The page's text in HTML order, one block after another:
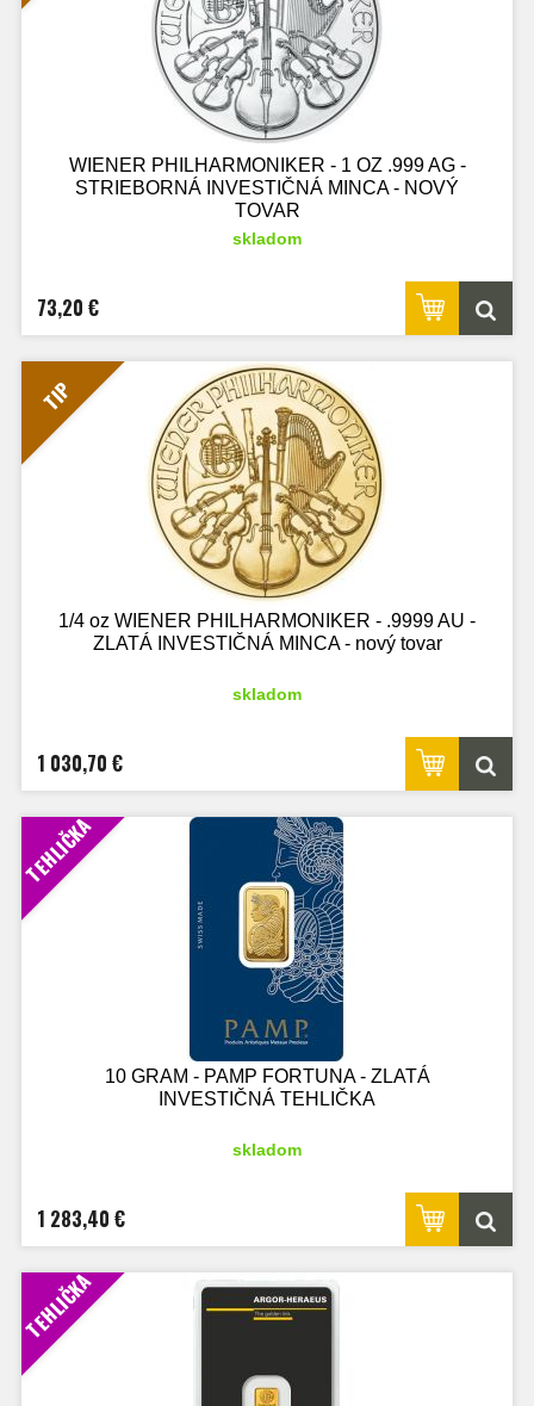
WIENER PHILHARMONIKER - 1 OZ .999 AG -
STRIEBORNÁ INVESTIČNÁ MINCA - NOVÝ
TOVAR
skladom
73,20 €
TIP
1/4 oz WIENER PHILHARMONIKER - .9999 AU -
ZLATÁ INVESTIČNÁ MINCA - nový tovar
skladom
1 030,70 €
TEHLIČKA
10 GRAM - PAMP FORTUNA - ZLATÁ
INVESTIČNÁ TEHLIČKA
skladom
1 283,40 €
TEHLIČKA